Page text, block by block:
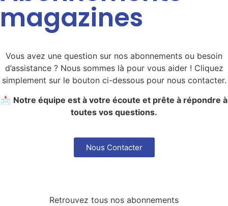
magazines
Vous avez une question sur nos abonnements ou besoin
d’assistance ? Nous sommes là pour vous aider ! Cliquez
simplement sur le bouton ci-dessous pour nous contacter.
📩 Notre équipe est à votre écoute et prête à répondre à
toutes vos questions.
Nous Contacter
Retrouvez tous nos abonnements